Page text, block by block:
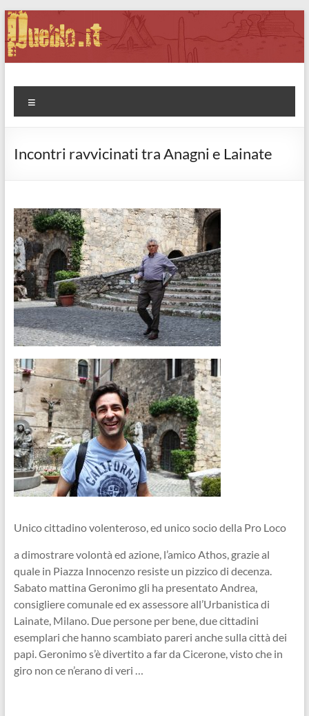
Salta
al
contenuto
Pueblo.it
Fabio Forte, ovvero: il richiamo della Foresta
Incontri ravvicinati tra Anagni e Lainate
Unico cittadino volenteroso, ed unico socio della Pro Loco
a dimostrare volontà ed azione, l’amico Athos, grazie al
quale in Piazza Innocenzo resiste un pizzico di decenza.
Sabato mattina Geronimo gli ha presentato Andrea,
consigliere comunale ed ex assessore all’Urbanistica di
Lainate, Milano. Due persone per bene, due cittadini
esemplari che hanno scambiato pareri anche sulla città dei
papi. Geronimo s’è divertito a far da Cicerone, visto che in
giro non ce n’erano di veri …